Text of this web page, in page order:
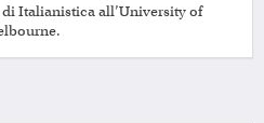
Italianistica all’University of